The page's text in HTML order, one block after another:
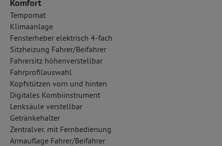
Komfort
Tempomat
Klimaanlage
Fensterheber elektrisch 4-fach
Sitzheizung Fahrer/Beifahrer
Fahrersitz höhenverstellbar
Fahrprofilauswahl
Kopfstützen vorn und hinten
Digitales Kombiinstrument
Lenksäule verstellbar
Getränkehalter
Zentralver. mit Fernbedienung
Armauflage Fahrer/Beifahrer